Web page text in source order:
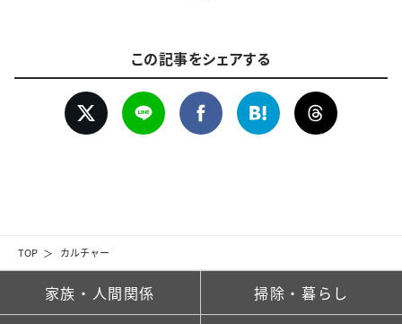
TOP カルチャー
この記事をシェアする
家族・人間関係 掃除・暮らし